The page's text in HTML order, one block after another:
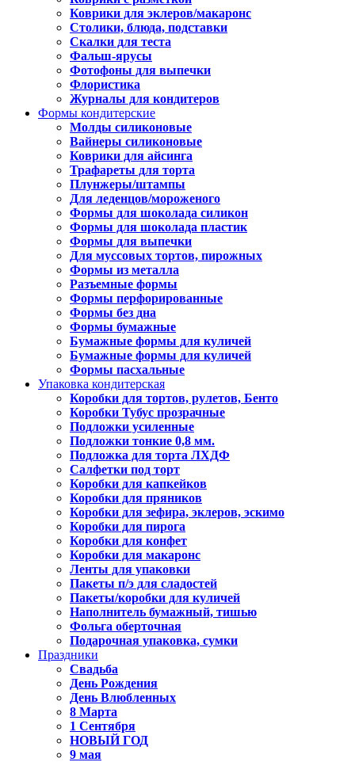
Коврики для эклеров/макаронс
Столики, блюда, подставки
Скалки для теста
Фальш-ярусы
Фотофоны для выпечки
Флористика
Журналы для кондитеров
Формы кондитерские
Молды силиконовые
Вайнеры силиконовые
Коврики для айсинга
Трафареты для торта
Плунжеры/штампы
Для леденцов/мороженого
Формы для шоколада силикон
Формы для шоколада пластик
Формы для выпечки
Для муссовых тортов, пирожных
Формы из металла
Разъемные формы
Формы перфорированные
Формы без дна
Формы бумажные
Бумажные формы для куличей
Бумажные формы для куличей
Формы пасхальные
Упаковка кондитерская
Коробки для тортов, рулетов, Бенто
Коробки Тубус прозрачные
Подложки усиленные
Подложки тонкие 0,8 мм.
Подложка для торта ЛХДФ
Салфетки под торт
Коробки для капкейков
Коробки для пряников
Коробки для зефира, эклеров, эскимо
Коробки для пирога
Коробки для конфет
Коробки для макаронс
Ленты для упаковки
Пакеты п/э для сладостей
Пакеты/коробки для куличей
Наполнитель бумажный, тишью
Фольга оберточная
Подарочная упаковка, сумки
Праздники
Свадьба
День Рождения
День Влюбленных
8 Марта
1 Сентября
НОВЫЙ ГОД
9 мая